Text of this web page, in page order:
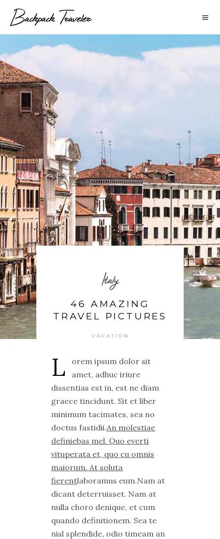
Italy
46 AMAZING
TRAVEL PICTURES
VACATION
L
orem ipsum dolor sit
amet, adhuc iriure
dissentias est in, est ne diam
graece tincidunt. Sit et liber
minimum tacimates, sea no
doctus fastidii.An molestiae
definiebas mel. Quo everti
vituperata et, quo cu omnis
maiorum. At soluta
fierentlaboramus eum.Nam at
dicant deterruisset. Nam at
nulla choro denique, et cum
quando definitionem. Sea te
nisl splendide, odio timeam an